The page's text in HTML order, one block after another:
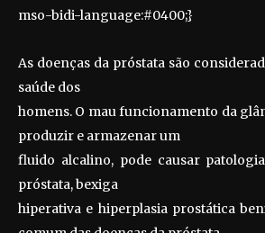
mso-bidi-language:#0400;}
As doenças da próstata são
saúde dos
homens. O mau funcionamento da
produzir e armazenar um
fluido alcalino, pode causar
próstata, bexiga
hiperativa e hiperplasia prostática